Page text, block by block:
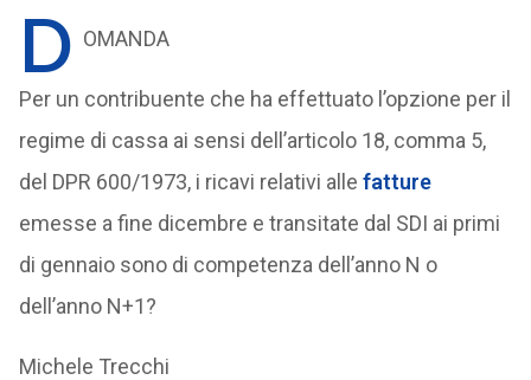
D OMANDA
Per un contribuente che ha effettuato l’opzione per il
regime di cassa ai sensi dell’articolo 18, comma 5,
del DPR 600/1973, i ricavi relativi alle fatture
emesse a fine dicembre e transitate dal SDI ai primi
di gennaio sono di competenza dell’anno N o
dell’anno N+1?
Michele Trecchi